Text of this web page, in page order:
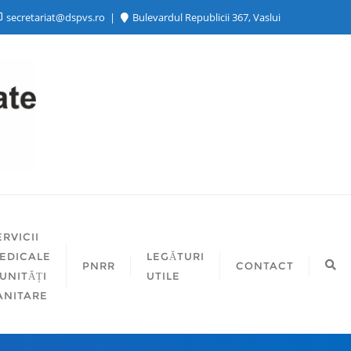
secretariat@dspvs.ro Bulevardul Republicii 367, Vaslui
PNRR
LEGĂTURI
UTILE
CONTACT